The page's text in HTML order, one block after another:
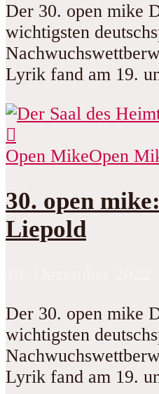
Der 30. open mike
wichtigsten
Lyrik fand am 19.
Open MikeOpen
30. open
Liepold
Der 30. open mike
wichtigsten
Lyrik fand am 19.